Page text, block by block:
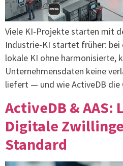
Viele KI-Projekte starten mit
Industrie-KI startet früher: bei
lokale KI ohne harmonisierte,
Unternehmensdaten keine
liefert — und wie ActiveDB die
ActiveDB & AAS:
Digitale
Standard